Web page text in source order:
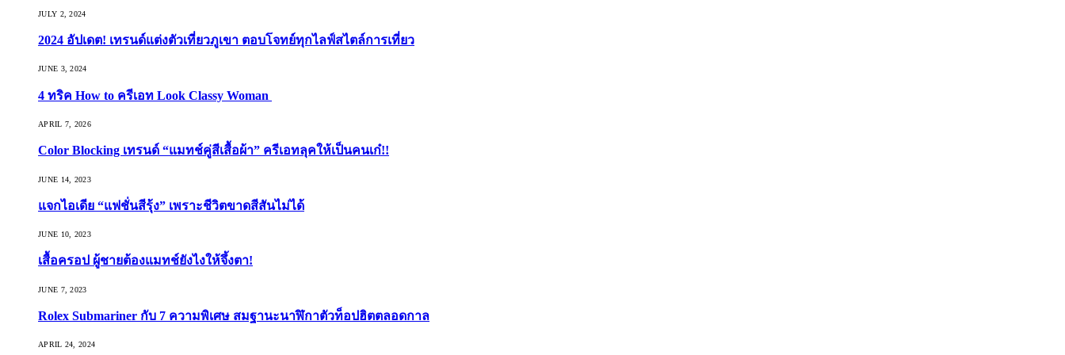
JULY 2, 2024
2024 อัปเดต! เทรนด์แต่งตัวเที่ยวภูเขา ตอบโจทย์ทุกไลฟ์สไตล์การเที่ยว
JUNE 3, 2024
4 ทริค How to ครีเอท Look Classy Woman
APRIL 7, 2026
Color Blocking เทรนด์ “แมทช์คู่สีเสื้อผ้า” ครีเอทลุคให้เป็นคนเก๋!!
JUNE 14, 2023
แจกไอเดีย “แฟชั่นสีรุ้ง” เพราะชีวิตขาดสีสันไม่ได้
JUNE 10, 2023
เสื้อครอป ผู้ชายต้องแมทช์ยังไงให้จึ้งตา!
JUNE 7, 2023
Rolex Submariner กับ 7 ความพิเศษ สมฐานะนาฬิกาตัวท็อปฮิตตลอดกาล
APRIL 24, 2024